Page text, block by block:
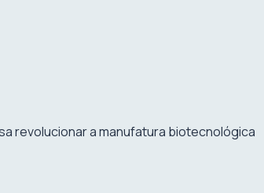
revolucionar a manufatura biotecnológica